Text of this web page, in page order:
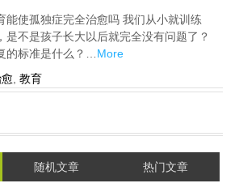
能使孤独症完全治愈吗 我们从小就训练
是不是孩子长大以后就完全没有问题了？
的标准是什么？… More
教育
随机文章 热门文章